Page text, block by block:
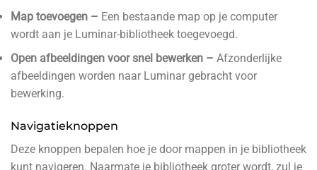
Map toevoegen – Een bestaande map op je computer
wordt aan je Luminar-bibliotheek toegevoegd.
Open afbeeldingen voor snel bewerken – Afzonderlijke
afbeeldingen worden naar Luminar gebracht voor
bewerking.
Navigatieknoppen
Deze knoppen bepalen hoe je door mappen in je bibliotheek
kunt navigeren. Naarmate je bibliotheek groter wordt, zul je